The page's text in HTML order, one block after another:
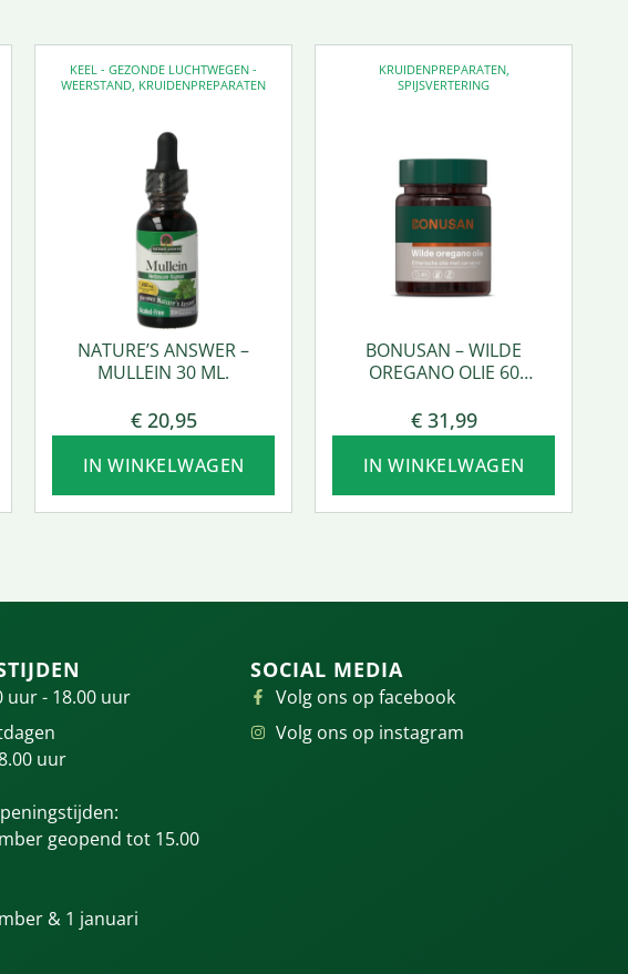
KEEL - GEZONDE LUCHTWEGEN -
WEERSTAND, KRUIDENPREPARATEN
NATURE’S ANSWER –
MULLEIN 30 ML.
€20,95
IN WINKELWAGEN
KRUIDENPREPARATEN,
SPIJSVERTERING
BONUSAN – WILDE
OREGANO OLIE 60
€31,99
IN WINKELWAGEN
uur - 18.00 uur
uur
geopend tot 15.00
& 1 januari
SOCIAL MEDIA
Volg ons op facebook
Volg ons op instagram